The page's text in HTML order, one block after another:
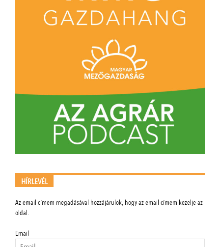
HÍRLEVÉL
Az email címem megadásával hozzájárulok, hogy az email címem kezelje az
oldal.
Email